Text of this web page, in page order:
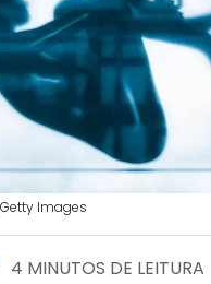
Images
4 MINUTOS DE LEITURA